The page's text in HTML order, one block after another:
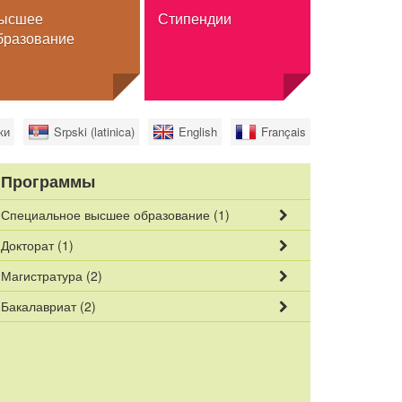
высшее
Стипендии
Стипендии
Полное высшее образование
Для граждан Сербии
Srpski (latinica) English Français
Программы
Специальное высшее образование (1)
Докторат (1)
Магистратура (2)
Бакалавриат (2)